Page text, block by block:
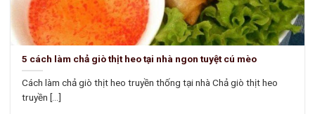
5 cách làm chả giò thịt heo tại nhà ngon tuyệt cú mèo
Cách làm chả giò thịt heo truyền thống tại nhà Chả giò thịt heo
truyền [...]